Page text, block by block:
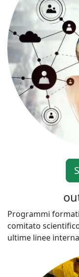
Programmi
comitato
ultime linee